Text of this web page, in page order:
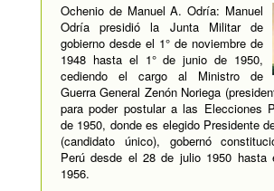
Ochenio de Manuel A. Odría: Manuel
Odría presidió la Junta Militar de
gobierno desde el 1° de noviembre de
1948 hasta el 1° de junio de 1950,
cediendo el cargo al Ministro de
Guerra General Zenón Noriega
para poder postular a las Elecciones
de 1950, donde es elegido Presidente
(candidato único), gobernó
Perú desde el 28 de julio 1950 hasta
1956.